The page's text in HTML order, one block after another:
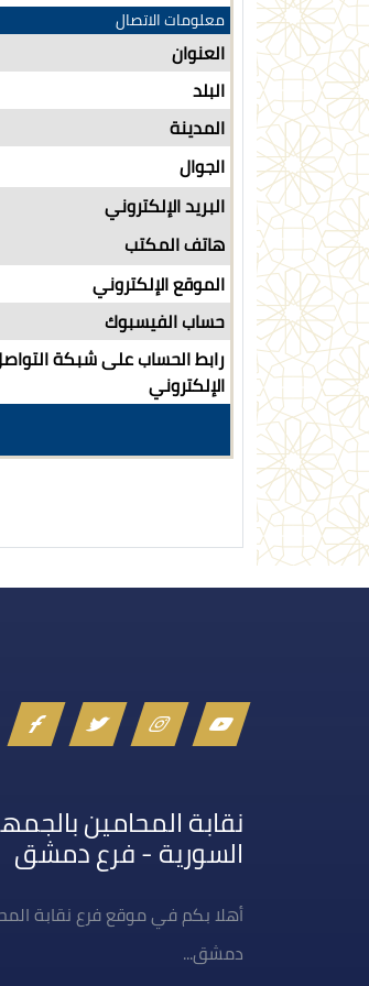
معلومات الاتصال
العنوان
البلد
المدينة
الجوال
البريد الإلكتروني
هاتف المكتب
الموقع الإلكتروني
حساب الفيسبوك
رابط الحساب على شبكة
الإلكتروني
نقابة المحامين
السورية - فرع دمشق
أهلا بكم في موقع فرع نقابة
دمشق...